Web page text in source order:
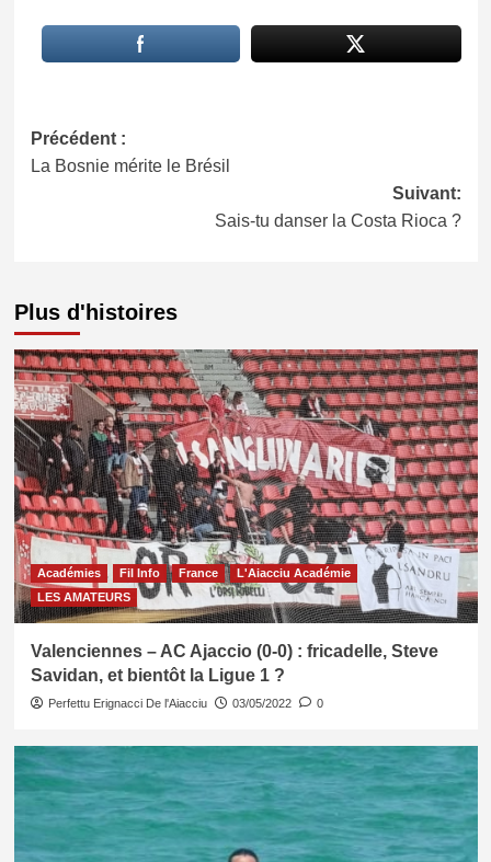
Navigation
d’article
Précédent :
La Bosnie mérite le Brésil
Suivant:
Sais-tu danser la Costa Rioca ?
Plus d'histoires
Académies Fil Info France
L'Aiacciu Académie
LES AMATEURS
Valenciennes – AC Ajaccio (0-0) : fricadelle, Steve
Savidan, et bientôt la Ligue 1 ?
Perfettu Erignacci De l'Aiacciu 03/05/2022 0